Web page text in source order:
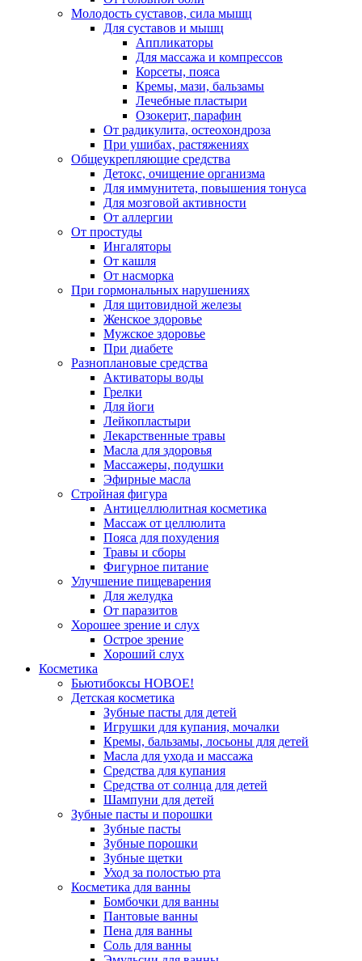
Молодость суставов, сила мышц
Для суставов и мышц
Аппликаторы
Для массажа и компрессов
Корсеты, пояса
Кремы, мази, бальзамы
Лечебные пластыри
Озокерит, парафин
От радикулита, остеохондроза
При ушибах, растяжениях
Общеукрепляющие средства
Детокс, очищение организма
Для иммунитета, повышения тонуса
Для мозговой активности
От аллергии
От простуды
Ингаляторы
От кашля
От насморка
При гормональных нарушениях
Для щитовидной железы
Женское здоровье
Мужское здоровье
При диабете
Разноплановые средства
Активаторы воды
Грелки
Для йоги
Лейкопластыри
Лекарственные травы
Масла для здоровья
Массажеры, подушки
Эфирные масла
Стройная фигура
Антицеллюлитная косметика
Массаж от целлюлита
Пояса для похудения
Травы и сборы
Фигурное питание
Улучшение пищеварения
Для желудка
От паразитов
Хорошее зрение и слух
Острое зрение
Хороший слух
Косметика
Бьютибоксы НОВОЕ!
Детская косметика
Зубные пасты для детей
Игрушки для купания, мочалки
Кремы, бальзамы, лосьоны для детей
Масла для ухода и массажа
Средства для купания
Средства от солнца для детей
Шампуни для детей
Зубные пасты и порошки
Зубные пасты
Зубные порошки
Зубные щетки
Уход за полостью рта
Косметика для ванны
Бомбочки для ванны
Пантовые ванны
Пена для ванны
Соль для ванны